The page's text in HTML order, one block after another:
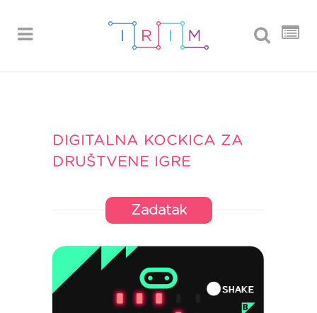
DIGITALNA KOCKICA ZA
DRUŠTVENE IGRE
Zadatak